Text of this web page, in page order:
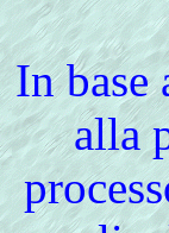
In base
alla